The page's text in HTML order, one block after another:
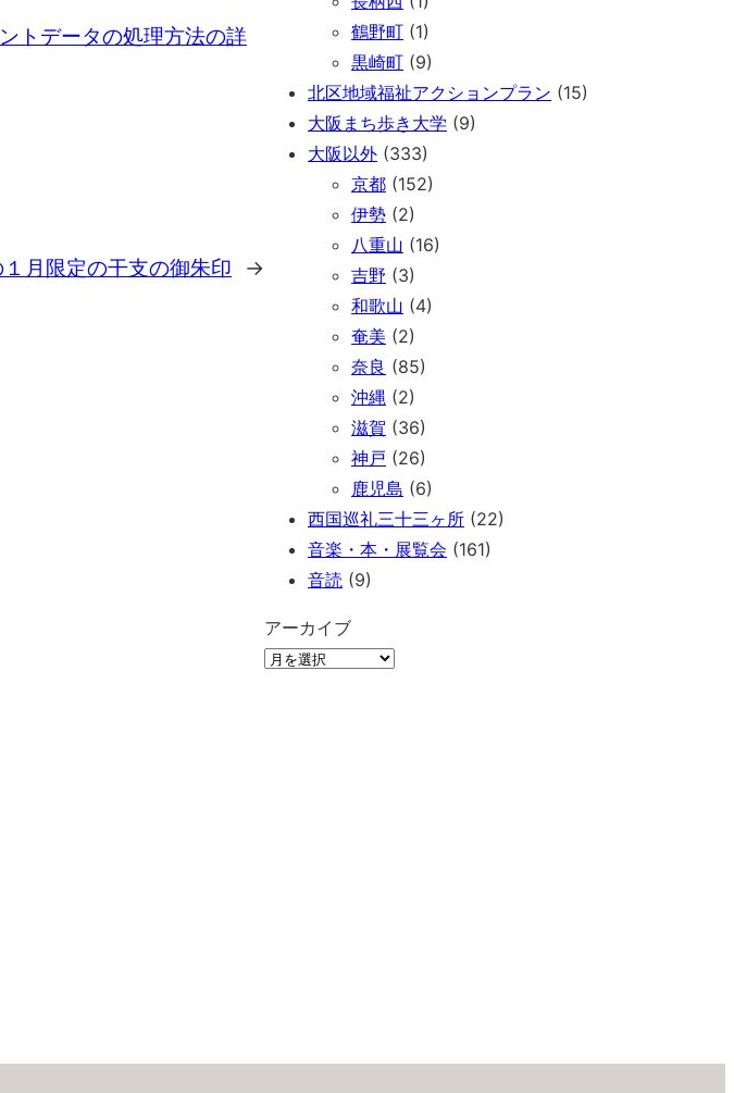
トデータの処理方法の詳
月限定の干支の御朱印 →
鶴野町 (1)
黒崎町 (9)
北区地域福祉アクションプラン (15)
大阪まち歩き大学 (9)
大阪以外 (333)
京都 (152)
伊勢 (2)
八重山 (16)
吉野 (3)
和歌山 (4)
奄美 (2)
奈良 (85)
沖縄 (2)
滋賀 (36)
神戸 (26)
鹿児島 (6)
西国巡礼三十三ヶ所 (22)
音楽・本・展覧会 (161)
音読 (9)
アーカイブ